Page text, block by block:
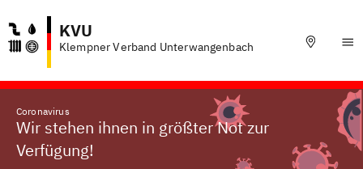
KVU
Klempner Verband Unterwangenbach
Coronavirus
Wir stehen ihnen in größter Not zur
Verfügung!